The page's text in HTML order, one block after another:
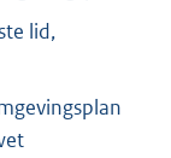
lid,